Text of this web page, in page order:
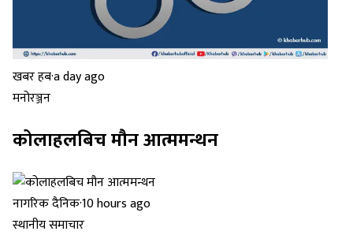
खबर हब·a day ago
मनोरञ्जन
कोलाहलबिच मौन आत्ममन्थन
नागरिक दैनिक·10 hours ago
स्थानीय समाचार